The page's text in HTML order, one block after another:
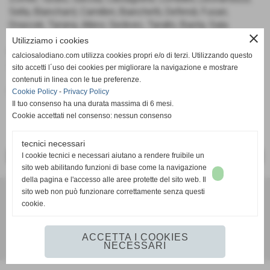
Sella, Blanchard, Camilleri, Bianchetti, Defendi, Fusari,
Drascek, Tarana, Allievi, Sedivec, Tarallo, Basta, Sala.
L´arbitrosarà il signor Bruno di Torino, assistito da Gualtieri
(Asti) e Liturco (Collegno).
Fonte: Ufficio Stampa
<< PRECEDENTE SUCCESSIVO >>
Realizzazione siti web www.sitoper.it
close
Utilizziamo i cookies
calciosalodiano.com utilizza cookies propri e/o di terzi. Utilizzando questo
sito accetti l´uso dei cookies per migliorare la navigazione e mostrare
contenuti in linea con le tue preferenze.
Cookie Policy - Privacy Policy
Il tuo consenso ha una durata massima di 6 mesi.
Cookie accettati nel consenso: nessun consenso
tecnici necessari
I cookie tecnici e necessari aiutano a rendere fruibile un
sito web abilitando funzioni di base come la navigazione
della pagina e l'accesso alle aree protette del sito web. Il
sito web non può funzionare correttamente senza questi
cookie.
ACCETTA I COOKIES
NECESSARI